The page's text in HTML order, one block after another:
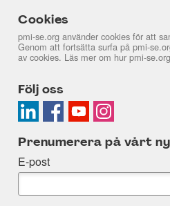
Cookies
pmi-se.org använder cookies för att
Genom att fortsätta surfa på pmi-
av cookies. Läs mer om hur pmi-
Följ oss
Prenumerera på vårt
E-post